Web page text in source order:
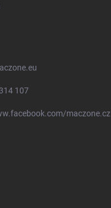
107
maczone.cz